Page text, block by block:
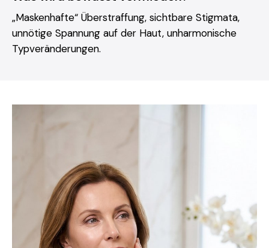
„Maskenhafte“ Überstraffung, sichtbare Stigmata,
unnötige Spannung auf der Haut, unharmonische
Typveränderungen.